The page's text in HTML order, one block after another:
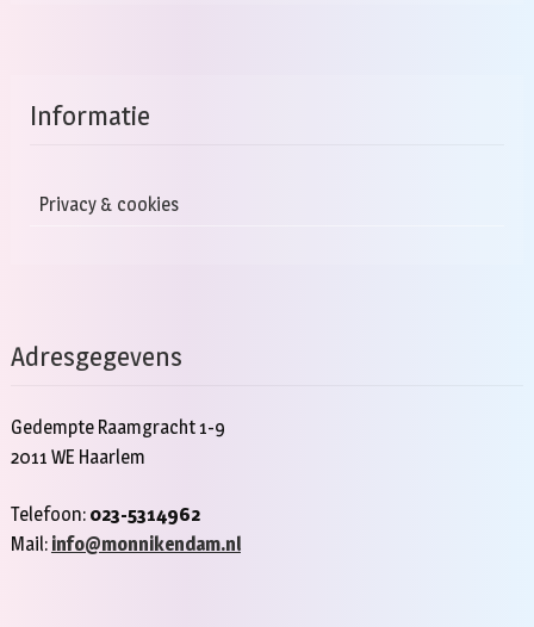
Informatie
Privacy & cookies
Adresgegevens
Gedempte Raamgracht 1-9
2011 WE Haarlem
Telefoon: 023-5314962
Mail: info@monnikendam.nl